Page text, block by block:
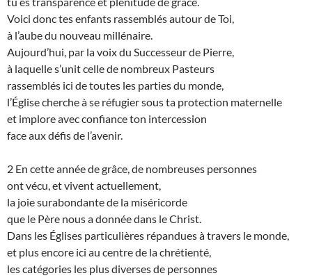
Voici donc tes enfants rassemblés autour de Toi,
à l’aube du nouveau millénaire.
Aujourd’hui, par la voix du Successeur de Pierre,
à laquelle s’unit celle de nombreux Pasteurs
rassemblés ici de toutes les parties du monde,
l’Église cherche à se réfugier sous ta protection maternelle
et implore avec confiance ton intercession
face aux défis de l’avenir.
2 En cette année de grâce, de nombreuses personnes
ont vécu, et vivent actuellement,
la joie surabondante de la miséricorde
que le Père nous a donnée dans le Christ.
Dans les Églises particulières répandues à travers le monde,
et plus encore ici au centre de la chrétienté,
les catégories les plus diverses de personnes